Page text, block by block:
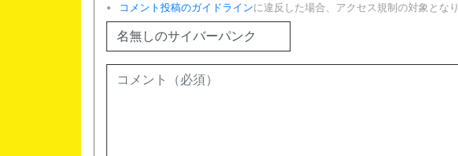
コメント投稿のガイドラインに違反した場合、アクセス規制の対象とな